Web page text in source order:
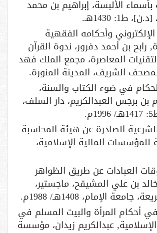
الألبسة، إبراهيم بن محمد
ط1: 1430هـ.
وأحكامه الفقهية
رابح بن أحمد دفرور، ندوة القرآن
المعاصرة، مجمع الملك فهد
الشريف، المدينة المنورة.
في ضوء الكتاب والسنة،
بن برجس العبدالكريم، دار السلف،
الصادرة عن هيئة المحاسبة
للمؤسسات المالية الإسلامية،
العبادات عن طريق الظواهر
بن علي المشيقح، ماجستير،
الإمام، 1408هـ/ 1988م.
أحكام المرأة والبيت المسلم في
عبدالكريم زيدان، مؤسسة